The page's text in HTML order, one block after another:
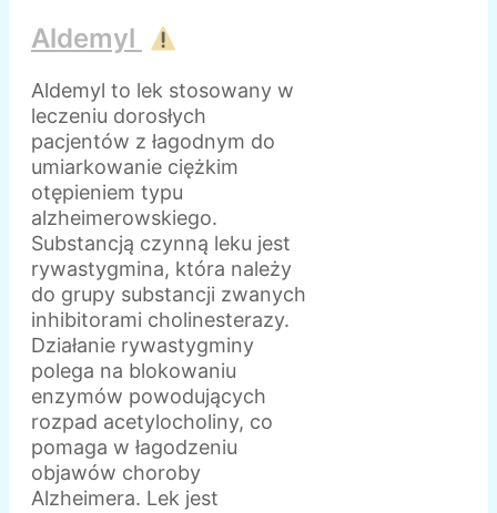
Aldemyl
Aldemyl to lek stosowany w
leczeniu dorosłych
pacjentów z łagodnym do
umiarkowanie ciężkim
otępieniem typu
alzheimerowskiego.
Substancją czynną leku jest
rywastygmina, która należy
do grupy substancji zwanych
inhibitorami cholinesterazy.
Działanie rywastygminy
polega na blokowaniu
enzymów powodujących
rozpad acetylocholiny, co
pomaga w łagodzeniu
objawów choroby
Alzheimera. Lek jest